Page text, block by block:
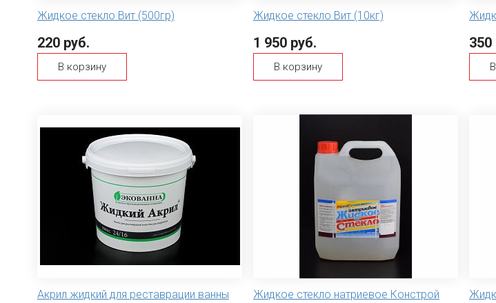
Жидкое стекло Вит (500гр)
220 руб.
В корзину
Жидкое стекло Вит (10кг)
1 950 руб.
В корзину
350
Акрил жидкий для реставрации ванны
Жидкое стекло натриевое Констрой